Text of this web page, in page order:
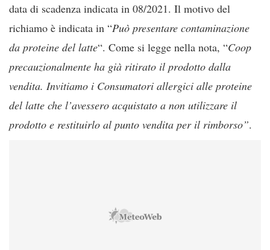
data di scadenza indicata in 08/2021. Il motivo del
richiamo è indicata in “Può presentare contaminazione
da proteine del latte“. Come si legge nella nota, “Coop
precauzionalmente ha già ritirato il prodotto dalla
vendita. Invitiamo i Consumatori allergici alle proteine
del latte che l’avessero acquistato a non utilizzare il
prodotto e restituirlo al punto vendita per il rimborso”.